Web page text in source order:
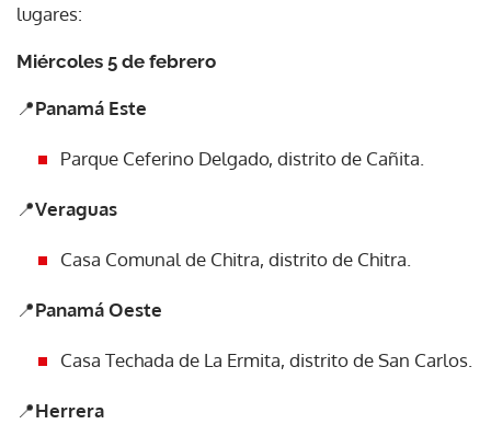
lugares:
Miércoles 5 de febrero
📍Panamá Este
Parque Ceferino Delgado, distrito de Cañita.
📍Veraguas
Casa Comunal de Chitra, distrito de Chitra.
📍Panamá Oeste
Casa Techada de La Ermita, distrito de San Carlos.
📍Herrera